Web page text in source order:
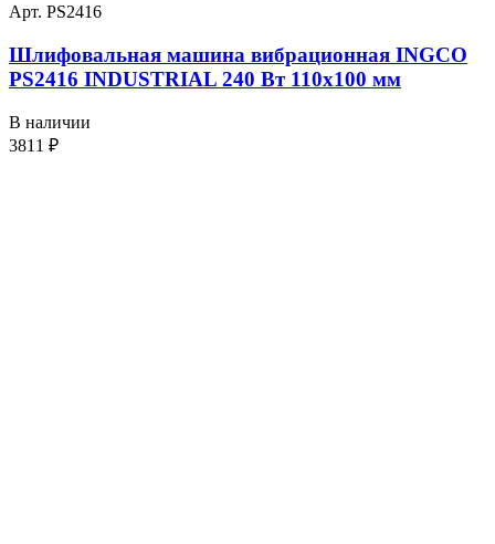
Арт. PS2416
Шлифовальная машина вибрационная INGCO
PS2416 INDUSTRIAL 240 Вт 110х100 мм
В наличии
3811 ₽